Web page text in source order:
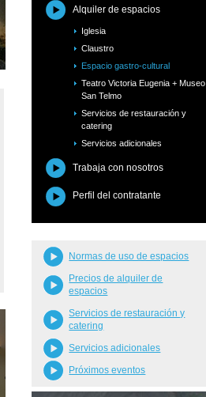
Alquiler de espacios
Iglesia
Claustro
Espacio gastro-cultural
Teatro Victoria Eugenia + Museo
San Telmo
Servicios de restauración y
catering
Servicios adicionales
Trabaja con nosotros
Perfil del contratante
Normas de uso de espacios
Precios de alquiler de
espacios
Servicios de restauración y
catering
Servicios adicionales
Próximos eventos